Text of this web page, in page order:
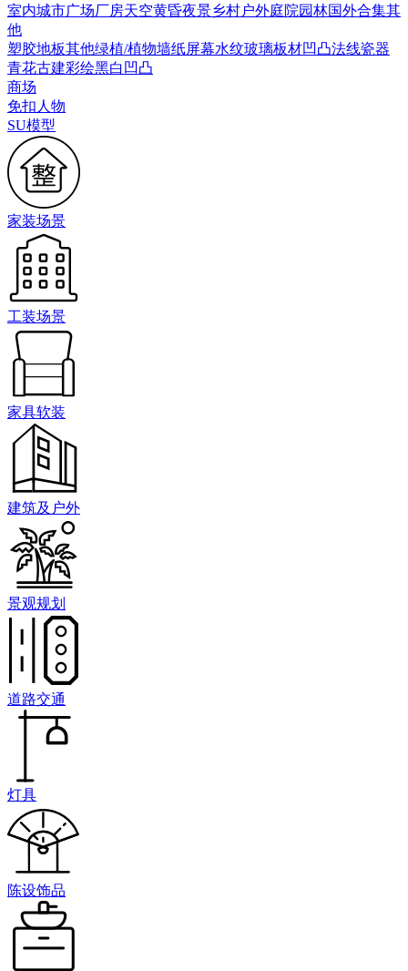
室内城市广场厂房天空黄昏夜景乡村户外庭院园林国外合集其
他
塑胶地板其他绿植/植物墙纸屏幕水纹玻璃板材凹凸法线瓷器
青花古建彩绘黑白凹凸
商场
免扣人物
SU模型
家装场景
工装场景
家具软装
建筑及户外
景观规划
道路交通
灯具
陈设饰品